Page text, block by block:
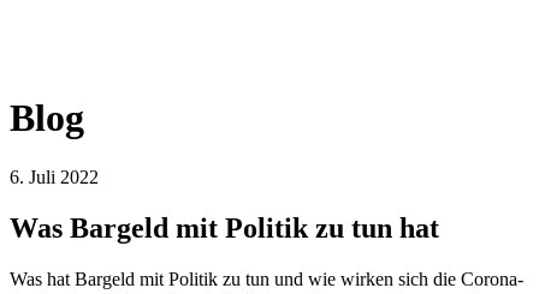
Blog
6. Juli 2022
Was Bargeld mit Politik zu tun hat
Was hat Bargeld mit Politik zu tun und wie wirken sich die Corona-